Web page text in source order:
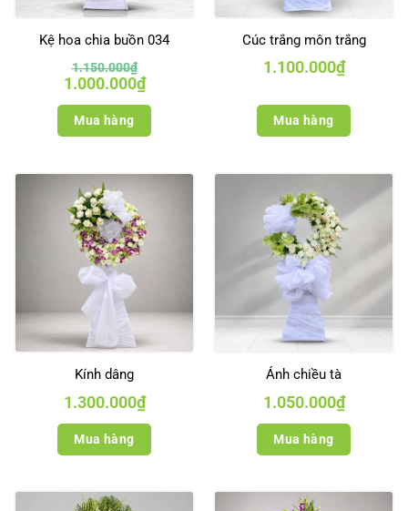
Kệ hoa chia buồn 034
1.150.000₫
Giá
gốc
là:
1.150.000₫.
1.000.000₫Giá
hiện
tại
Mua hàng
Cúc trắng môn trắng
1.100.000₫
Mua hàng
Kính dâng
1.300.000₫
Mua hàng
Ánh chiều tà
1.050.000₫
Mua hàng